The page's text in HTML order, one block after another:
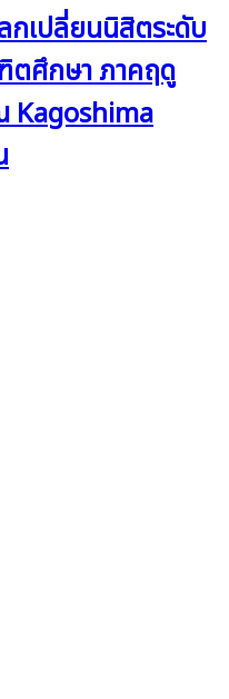
กเปลี่ยนนิสิตระดับ
ศึกษา ภาคฤดู
Kagoshima